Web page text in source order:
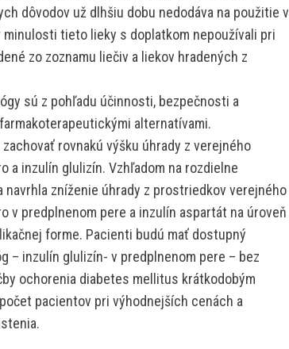
dôvodov už dlhšiu dobu nedodáva na použitie v
tieto lieky s doplatkom nepoužívali pri
zo zoznamu liečiv a liekov hradených z
sú z pohľadu účinnosti, bezpečnosti a
alternatívami.
rovnakú výšku úhrady z verejného
a inzulín glulizín. Vzhľadom na rozdielne
zníženie úhrady z prostriedkov verejného
v predplnenom pere a inzulín aspartát na úroveň
forme. Pacienti budú mať dostupný
– inzulín glulizín- v predplnenom pere – bez
ochorenia diabetes mellitus krátkodobým
pacientov pri výhodnejších cenách a